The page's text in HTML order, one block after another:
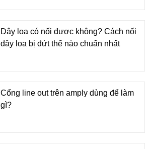
Dây loa có nối được không? Cách nối
dây loa bị đứt thế nào chuẩn nhất
Cổng line out trên amply dùng để làm
gì?